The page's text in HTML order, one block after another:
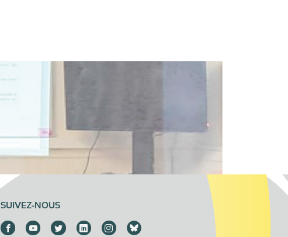
SUIVEZ-NOUS